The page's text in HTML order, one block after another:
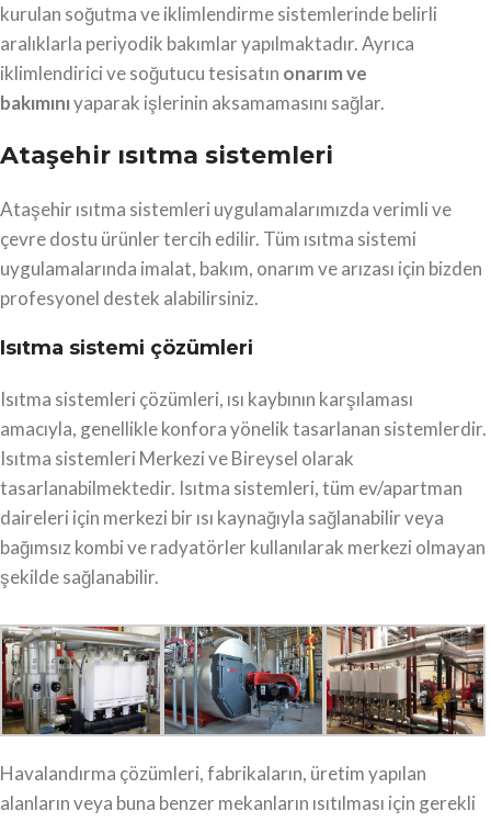
kurulan soğutma ve iklimlendirme sistemlerinde belirli
aralıklarla periyodik bakımlar yapılmaktadır. Ayrıca
iklimlendirici ve soğutucu tesisatın onarım ve
bakımınıyaparak işlerinin aksamamasını sağlar.
Ataşehir ısıtma sistemleri
Ataşehir ısıtma sistemleri uygulamalarımızda verimli ve
çevre dostu ürünler tercih edilir. Tüm ısıtma sistemi
uygulamalarında imalat, bakım, onarım ve arızası için bizden
profesyonel destek alabilirsiniz.
Isıtma sistemi çözümleri
Isıtma sistemleri çözümleri, ısı kaybının karşılaması
amacıyla, genellikle konfora yönelik tasarlanan sistemlerdir.
Isıtma sistemleri Merkezi ve Bireysel olarak
tasarlanabilmektedir. Isıtma sistemleri, tüm ev/apartman
daireleri için merkezi bir ısı kaynağıyla sağlanabilir veya
bağımsız kombi ve radyatörler kullanılarak merkezi olmayan
şekilde sağlanabilir.
Havalandırma çözümleri, fabrikaların, üretim yapılan
alanların veya buna benzer mekanların ısıtılması için gerekli